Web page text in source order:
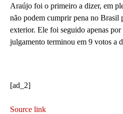
Araújo foi o primeiro a dizer, em
não podem cumprir pena no Brasil
exterior. Ele foi seguido apenas
julgamento terminou em 9 votos a
[ad_2]
Source link